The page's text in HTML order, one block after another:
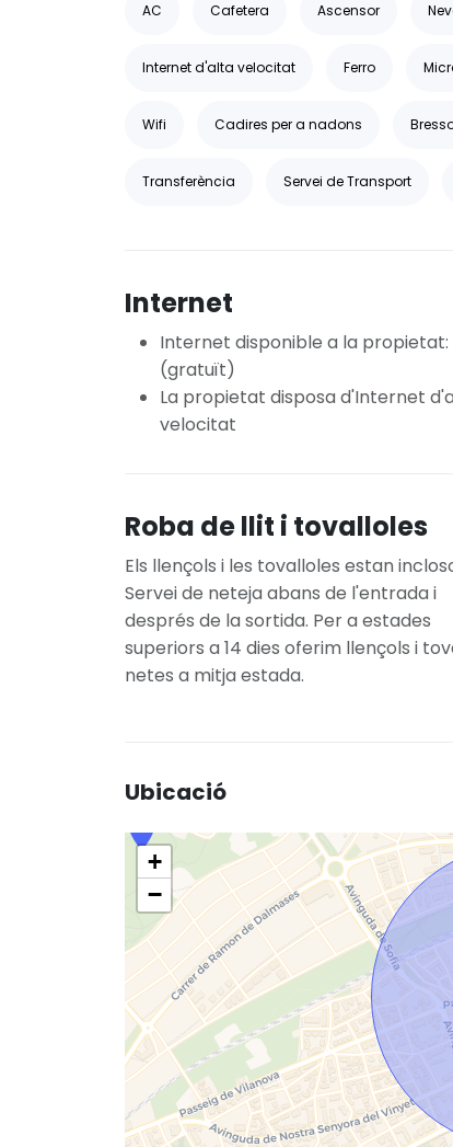
AC Cafetera Ascensor
Internet d'alta velocitat Ferro
Wifi Cadires per a nadons
Transferència Servei de Transport
Internet
Internet disponible a la propietat:
(gratuït)
La propietat disposa d'Internet
velocitat
Roba de llit i tovalloles
Els llençols i les tovalloles estan
Servei de neteja abans de l'entrada i
després de la sortida. Per a estades
superiors a 14 dies oferim llençols i
netes a mitja estada.
Ubicació
+
−